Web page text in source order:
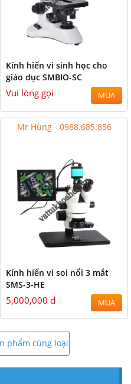
Kính hiển vi sinh học cho
giáo dục SMBIO-SC
Vui lòng gọi MUA
Mr Hùng - 0988.685.856
Kính hiển vi soi nổi 3 mắt
SMS-3-HE
5,000,000 đ MUA
phẩm cùng loại